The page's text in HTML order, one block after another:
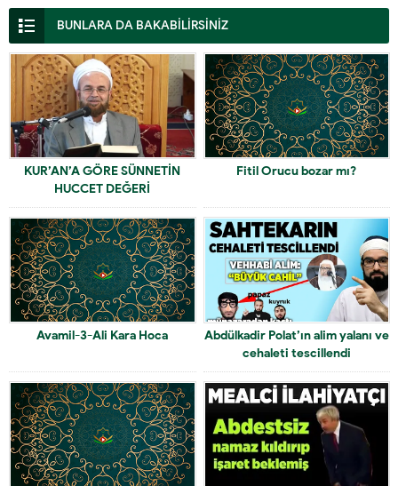
BUNLARA DA BAKABİLİRSİNİZ
KUR’AN’A GÖRE SÜNNETİN
HUCCET DEĞERİ
Fitil Orucu bozar mı?
Avamil-3-Ali Kara Hoca
Abdülkadir Polat’ın alim yalanı ve
cehaleti tescillendi